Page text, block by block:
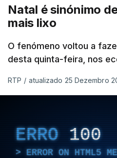
Natal é sinónimo
mais lixo
O fenómeno voltou a
desta quinta-feira, nos
RTP / atualizado 25 Dezembro
ERRO 100
ERROR ON HTML5